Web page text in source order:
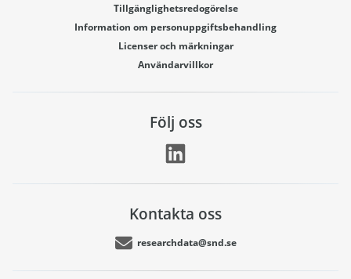
Tillgänglighetsredogörelse
Information om personuppgiftsbehandling
Licenser och märkningar
Användarvillkor
Följ oss
Kontakta oss
researchdata@snd.se